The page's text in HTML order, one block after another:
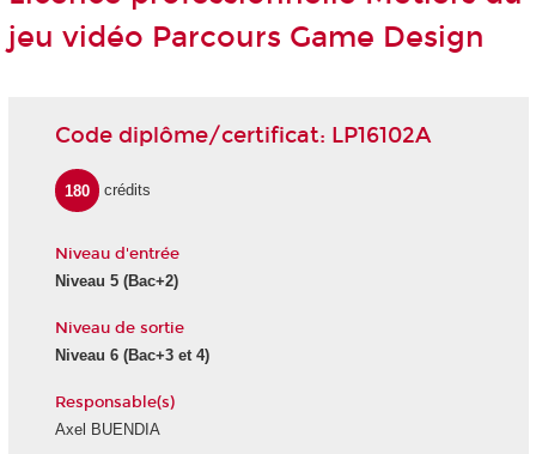
jeu vidéo Parcours Game Design
Code diplôme/certificat: LP16102A
180 crédits
Niveau d'entrée
Niveau 5 (Bac+2)
Niveau de sortie
Niveau 6 (Bac+3 et 4)
Responsable(s)
Axel BUENDIA